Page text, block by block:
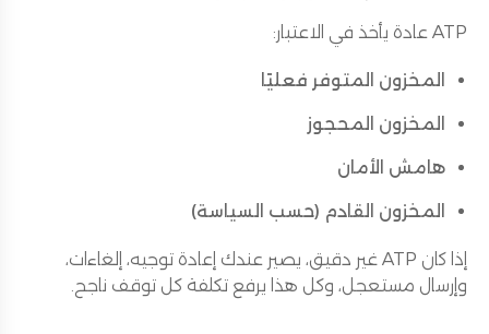
ATP عادة يأخذ في الاعتبار:
المخزون المتوفر فعليًا
المخزون المحجوز
هامش الأمان
المخزون القادم (حسب السياسة)
إذا كان ATP غير دقيق، يصير عندك إعادة توجيه، إلغاءات،
وإرسال مستعجل، وكل هذا يرفع تكلفة كل توقف ناجح.